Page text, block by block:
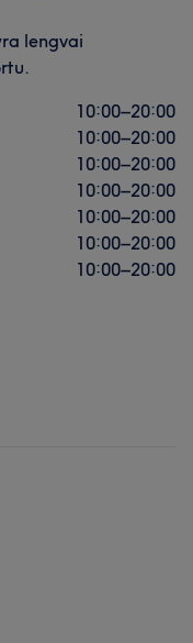
lengvai
10:00–20:00
10:00–20:00
10:00–20:00
10:00–20:00
10:00–20:00
10:00–20:00
10:00–20:00